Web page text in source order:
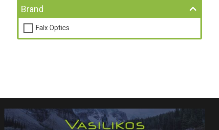
Brand
Falx Optics